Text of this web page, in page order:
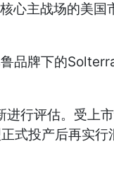
主战场的美
牌下的
行评估。受
式投产后再实行